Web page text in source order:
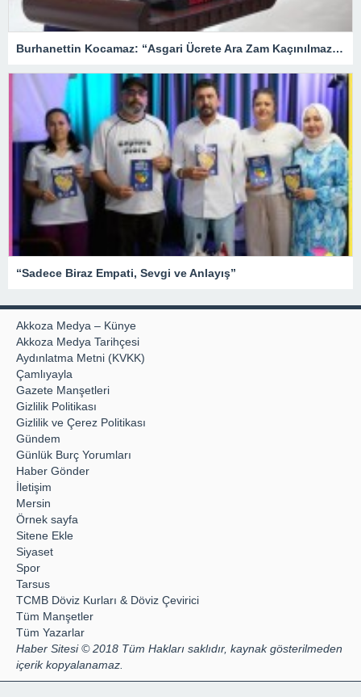
Burhanettin Kocamaz: “Asgari Ücrete Ara Zam Kaçınılmaz Hale Geldi”
“Sadece Biraz Empati, Sevgi ve Anlayış”
Akkoza Medya – Künye
Akkoza Medya Tarihçesi
Aydınlatma Metni (KVKK)
Çamlıyayla
Gazete Manşetleri
Gizlilik Politikası
Gizlilik ve Çerez Politikası
Gündem
Günlük Burç Yorumları
Haber Gönder
İletişim
Mersin
Örnek sayfa
Sitene Ekle
Siyaset
Spor
Tarsus
TCMB Döviz Kurları & Döviz Çevirici
Tüm Manşetler
Tüm Yazarlar
Haber Sitesi © 2018 Tüm Hakları saklıdır, kaynak gösterilmeden
içerik kopyalanamaz.